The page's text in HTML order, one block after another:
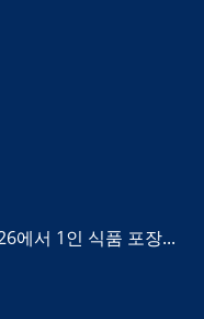
에서 1인 식품 포장...